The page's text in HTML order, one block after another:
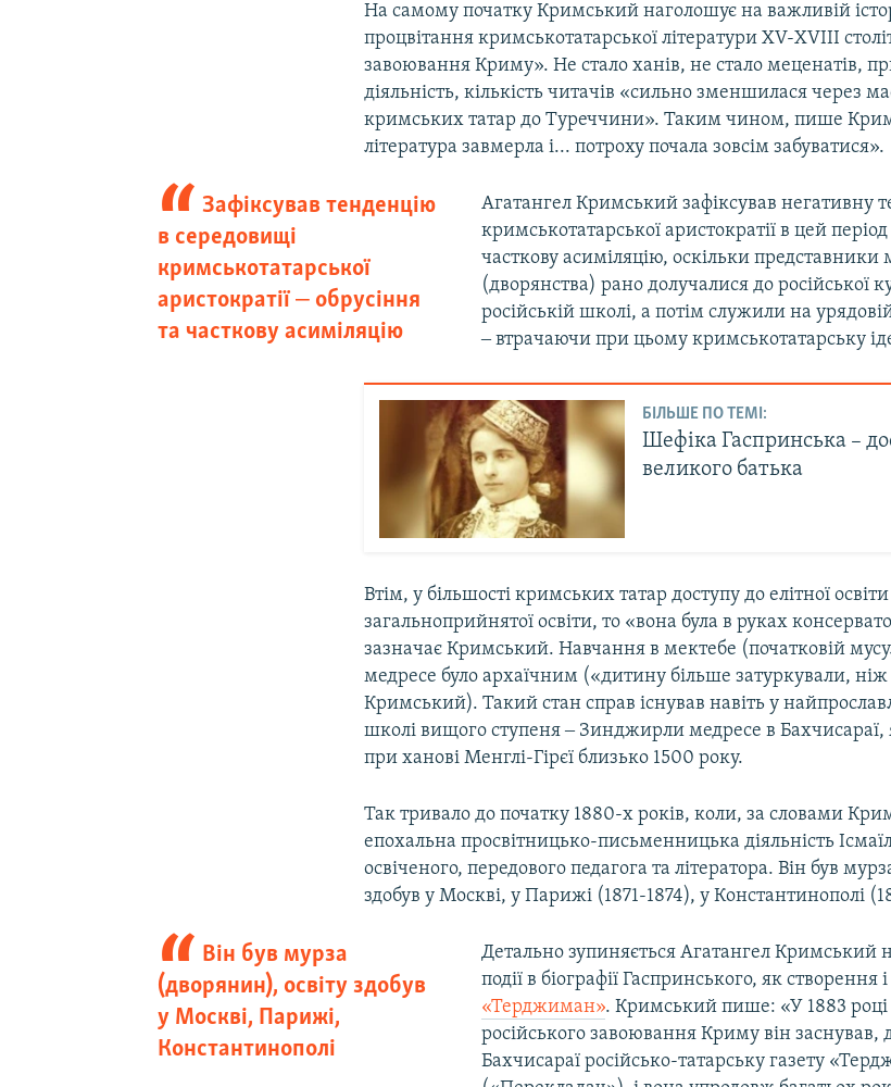
На самому початку Кримський наголошує на важливій
процвітання кримськотатарської літератури ХV-ХVIII
завоювання Криму». Не стало ханів, не стало меценатів,
діяльність, кількість читачів «сильно зменшилася через
кримських татар до Туреччини». Таким чином, пише
література завмерла і... потроху почала зовсім забуватися».
Зафіксував тенденцію
в середовищі
кримськотатарської
аристократії ‒ обрусіння
та часткову асиміляцію
Агатангел Кримський зафіксував негативну
кримськотатарської аристократії в цей період
часткову асиміляцію, оскільки представники
(дворянства) рано долучалися до російської
російській школі, а потім служили на
‒ втрачаючи при цьому кримськотатарську
БІЛЬШЕ ПО ТЕМІ:
Шефіка Гаспринська –
великого батька
Втім, у більшості кримських татар доступу до елітної
загальноприйнятої освіти, то «вона була в руках
зазначає Кримський. Навчання в мектебе (початковій
медресе було архаїчним («дитину більше затуркували,
Кримський). Такий стан справ існував навіть у
школі вищого ступеня ‒ Зинджирли медресе в Бахчисараї,
при ханові Менглі-Гірєї близько 1500 року.
Так тривало до початку 1880-х років, коли, за словами
епохальна просвітницько-письменницька діяльність
освіченого, передового педагога та літератора. Він був
здобув у Москві, у Парижі (1871-1874), у Константинополі
Він був мурза
(дворянин), освіту здобув
у Москві, Парижі,
Константинополі
Детально зупиняється Агатангел Кримський
події в біографії Гаспринського, як створення
«Терджиман». Кримський пише: «У 1883 році
російського завоювання Криму він
Бахчисараї російсько-татарську газету